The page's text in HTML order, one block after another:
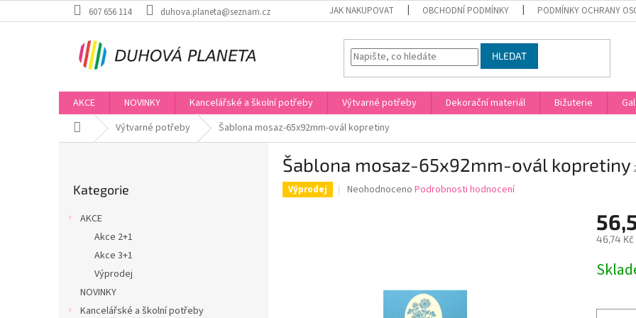
na
607 656 114 duhova.planeta@seznam.cz JAK NAKUPOVAT OBCHODNÍ PODMÍNKY PODMÍNKY OCHRANY
HLEDAT
AKCE NOVINKY Kancelářské a školní potřeby Výtvarné potřeby Dekorační materiál Bižuterie
Domů Výtvarné potřeby Šablona mosaz-65x92mm-ovál kopretiny
kategorie
Kategorie
AKCE
Akce 2+1
Akce 3+1
Výprodej
NOVINKY
Kancelářské a školní potřeby
Šablona mosaz-65x92mm-ovál kopretiny
Výprodej
Průměrné
Neohodnoceno Podrobnosti hodnocení
46,74 Kč
cena: